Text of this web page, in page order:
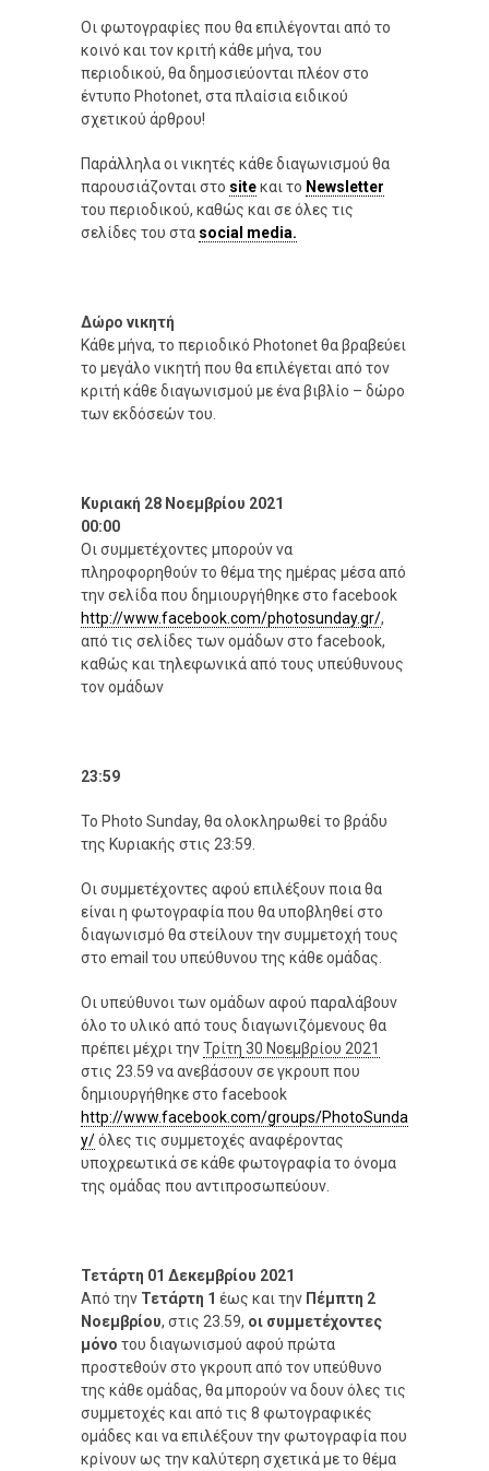
Οι φωτογραφίες που θα επιλέγονται από το
κοινό και τον κριτή κάθε μήνα, του
περιοδικού, θα δημοσιεύονται πλέον στο
έντυπο Photonet, στα πλαίσια ειδικού
σχετικού άρθρου!
Παράλληλα οι νικητές κάθε διαγωνισμού θα
παρουσιάζονται στο siteκαι το Newsletter
του περιοδικού, καθώς και σε όλες τις
σελίδες του στα social media.
Δώρο νικητή
Κάθε μήνα, το περιοδικό Photonet θα βραβεύει
το μεγάλο νικητή που θα επιλέγεται από τον
κριτή κάθε διαγωνισμού με ένα βιβλίο – δώρο
των εκδόσεών του.
Κυριακή 28 Νοεμβρίου 2021
00:00
Οι συμμετέχοντες μπορούν να
πληροφορηθούν το θέμα της ημέρας μέσα από
την σελίδα που δημιουργήθηκε στο facebook
http://www.facebook.com/photosunday.gr/,
από τις σελίδες των ομάδων στο facebook,
καθώς και τηλεφωνικά από τους υπεύθυνους
τον ομάδων
23:59
Το Photo Sunday, θα ολοκληρωθεί το βράδυ
της Κυριακής στις 23:59.
Οι συμμετέχοντες αφού επιλέξουν ποια θα
είναι η φωτογραφία που θα υποβληθεί στο
διαγωνισμό θα στείλουν την συμμετοχή τους
στο email του υπεύθυνου της κάθε ομάδας.
Οι υπεύθυνοι των ομάδων αφού παραλάβουν
όλο το υλικό από τους διαγωνιζόμενους θα
πρέπει μέχρι τηνΤρίτη 30 Νοεμβρίου 2021
στις 23.59 να ανεβάσουν σε γκρουπ που
δημιουργήθηκε στο facebook
http://www.facebook.com/groups/PhotoSunda
y/όλες τις συμμετοχές αναφέροντας
υποχρεωτικά σε κάθε φωτογραφία το όνομα
της ομάδας που αντιπροσωπεύουν.
Τετάρτη 01 Δεκεμβρίου 2021
Από την Τετάρτη 1 έως και την Πέμπτη 2
Νοεμβρίου, στις 23.59, οι συμμετέχοντες
μόνο του διαγωνισμού αφού πρώτα
προστεθούν στο γκρουπ από τον υπεύθυνο
της κάθε ομάδας, θα μπορούν να δουν όλες τις
συμμετοχές και από τις 8 φωτογραφικές
ομάδες και να επιλέξουν την φωτογραφία που
κρίνουν ως την καλύτερη σχετικά με το θέμα